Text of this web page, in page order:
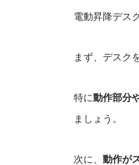
電動昇降デス
まず、デスク
特に動作部分
ましょう。
次に、 動作が